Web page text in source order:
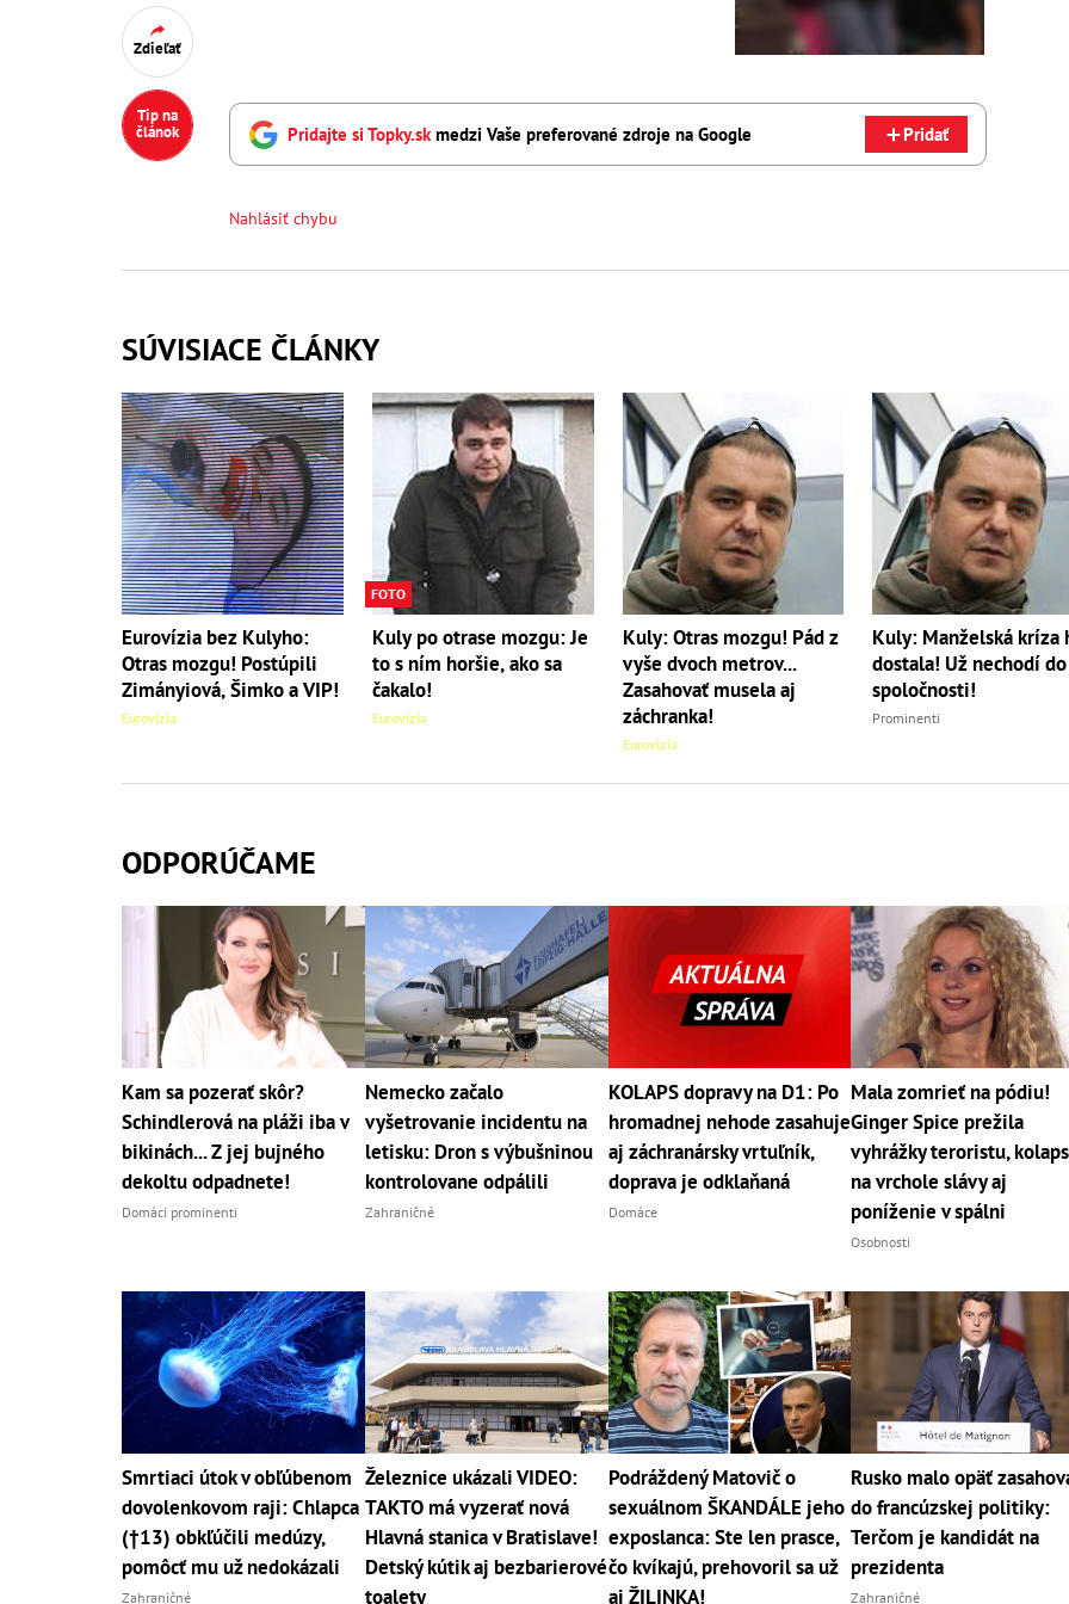
Zdieľať
Tip na
článok
Pridajte si Topky.skmedzi Vaše preferované zdroje na Google Pridať
Nahlásiť chybu
SÚVISIACE ČLÁNKY
Eurovízia bez Kulyho:
Otras mozgu! Postúpili
Zimányiová, Šimko a VIP!
Eurovízia
FOTO
Kuly po otrase mozgu: Je
to s ním horšie, ako sa
čakalo!
Eurovízia
Kuly: Otras mozgu! Pád z
vyše dvoch metrov...
Zasahovať musela aj
záchranka!
Eurovízia
Kuly: Manželská kríza
dostala! Už nechodí do
spoločnosti!
Prominenti
ODPORÚČAME
Kam sa pozerať skôr?
Schindlerová na pláži iba v
bikinách... Z jej bujného
dekoltu odpadnete!
Domáci prominenti
Nemecko začalo
vyšetrovanie incidentu na
letisku: Dron s výbušninou
kontrolovane odpálili
Zahraničné
KOLAPS dopravy na D1: Po
hromadnej nehode zasahuje
aj záchranársky vrtuľník,
doprava je odklaňaná
Domáce
Mala zomrieť na pódiu!
Ginger Spice prežila
vyhrážky teroristu, kolaps
na vrchole slávy aj
poníženie v spálni
Osobnosti
Smrtiaci útok v obľúbenom
dovolenkovom raji: Chlapca
(†13) obkľúčili medúzy,
pomôcť mu už nedokázali
Zahraničné
Železnice ukázali VIDEO:
TAKTO má vyzerať nová
Hlavná stanica v Bratislave!
Detský kútik aj bezbarierové
toalety
Podráždený Matovič o
sexuálnom ŠKANDÁLE jeho
exposlanca: Ste len prasce,
čo kvíkajú, prehovoril sa už
aj ŽILINKA!
Rusko malo opäť
do francúzskej politiky:
Terčom je kandidát na
prezidenta
Zahraničné